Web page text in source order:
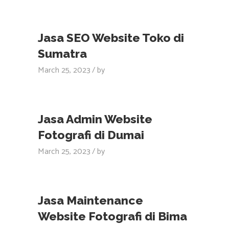
Jasa SEO Website Toko di
Sumatra
March 25, 2023 by
Jasa Admin Website
Fotografi di Dumai
March 25, 2023 by
Jasa Maintenance
Website Fotografi di Bima